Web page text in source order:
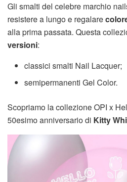
Gli smalti del celebre marchio
resistere a lungo e regalare
alla prima passata. Questa
versioni:
classici smalti Nail Lacquer;
semipermanenti Gel Color.
Scopriamo la collezione OPI x
50esimo anniversario di Kitty